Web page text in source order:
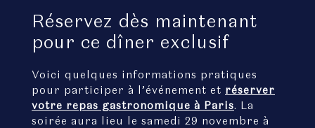
Réservez dès maintenant
pour ce dîner exclusif
Voici quelques informations pratiques
pour participer à l’événement et réserver
votre repas gastronomique à Paris. La
soirée aura lieu le samedi 29 novembre à